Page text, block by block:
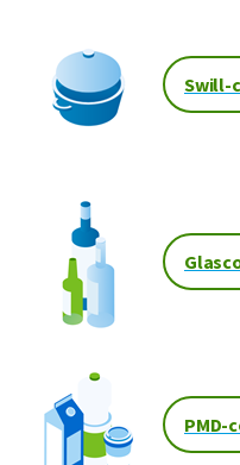
Hiervoor
Vraag ons
Swill-
PMD-